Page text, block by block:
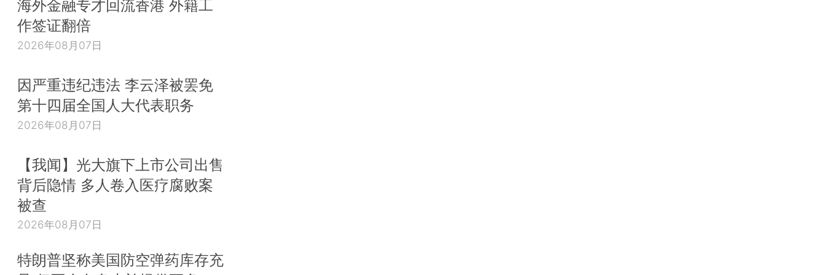
海外金融专才回流香港 外籍工
作签证翻倍
2026年08月07日
因严重违纪违法 李云泽被罢免
第十四届全国人大代表职务
2026年08月07日
【我闻】光大旗下上市公司出售
背后隐情 多人卷入医疗腐败案
被查
2026年08月07日
特朗普坚称美国防空弹药库存充